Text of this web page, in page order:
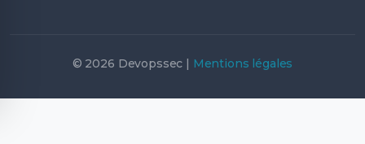
© 2026 Devopssec | Mentions légales